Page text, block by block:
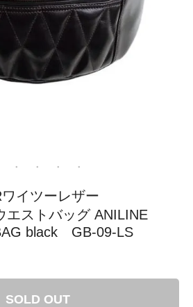
イツーレザー
エストバッグ ANILINE
black GB-09-LS
SOLD OUT